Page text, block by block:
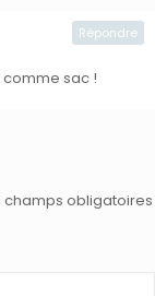
comme sac !
Répondre
champs obligatoires